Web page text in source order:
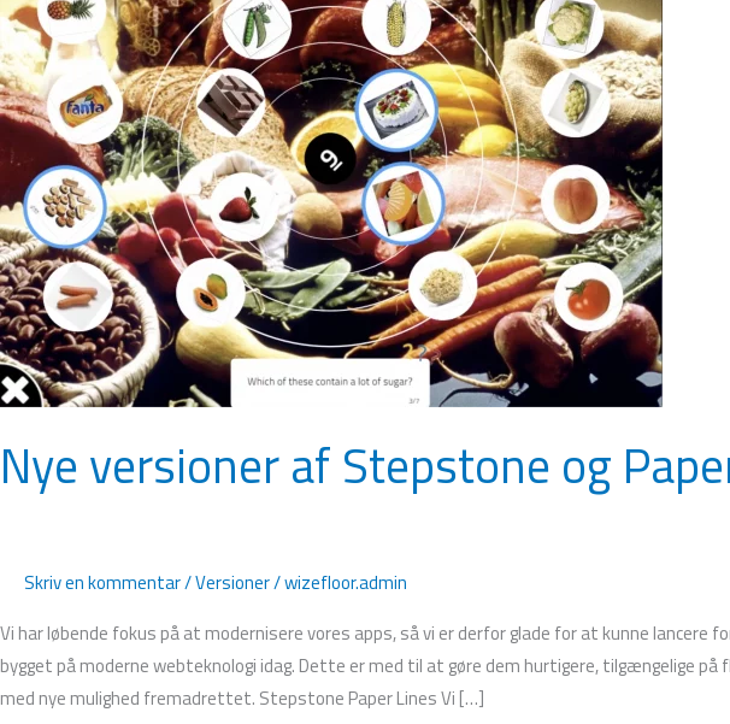
Nye versioner af Stepstone og
Skriv en kommentar/Versioner/wizefloor.admin
Vi har løbende fokus på at modernisere vores apps, så vi er derfor glade for at kunne lancere
bygget på moderne webteknologi idag. Dette er med til at gøre dem hurtigere, tilgængelige
med nye mulighed fremadrettet. Stepstone Paper Lines Vi […]
Stepstone
og
Paper
Lines
er
klar